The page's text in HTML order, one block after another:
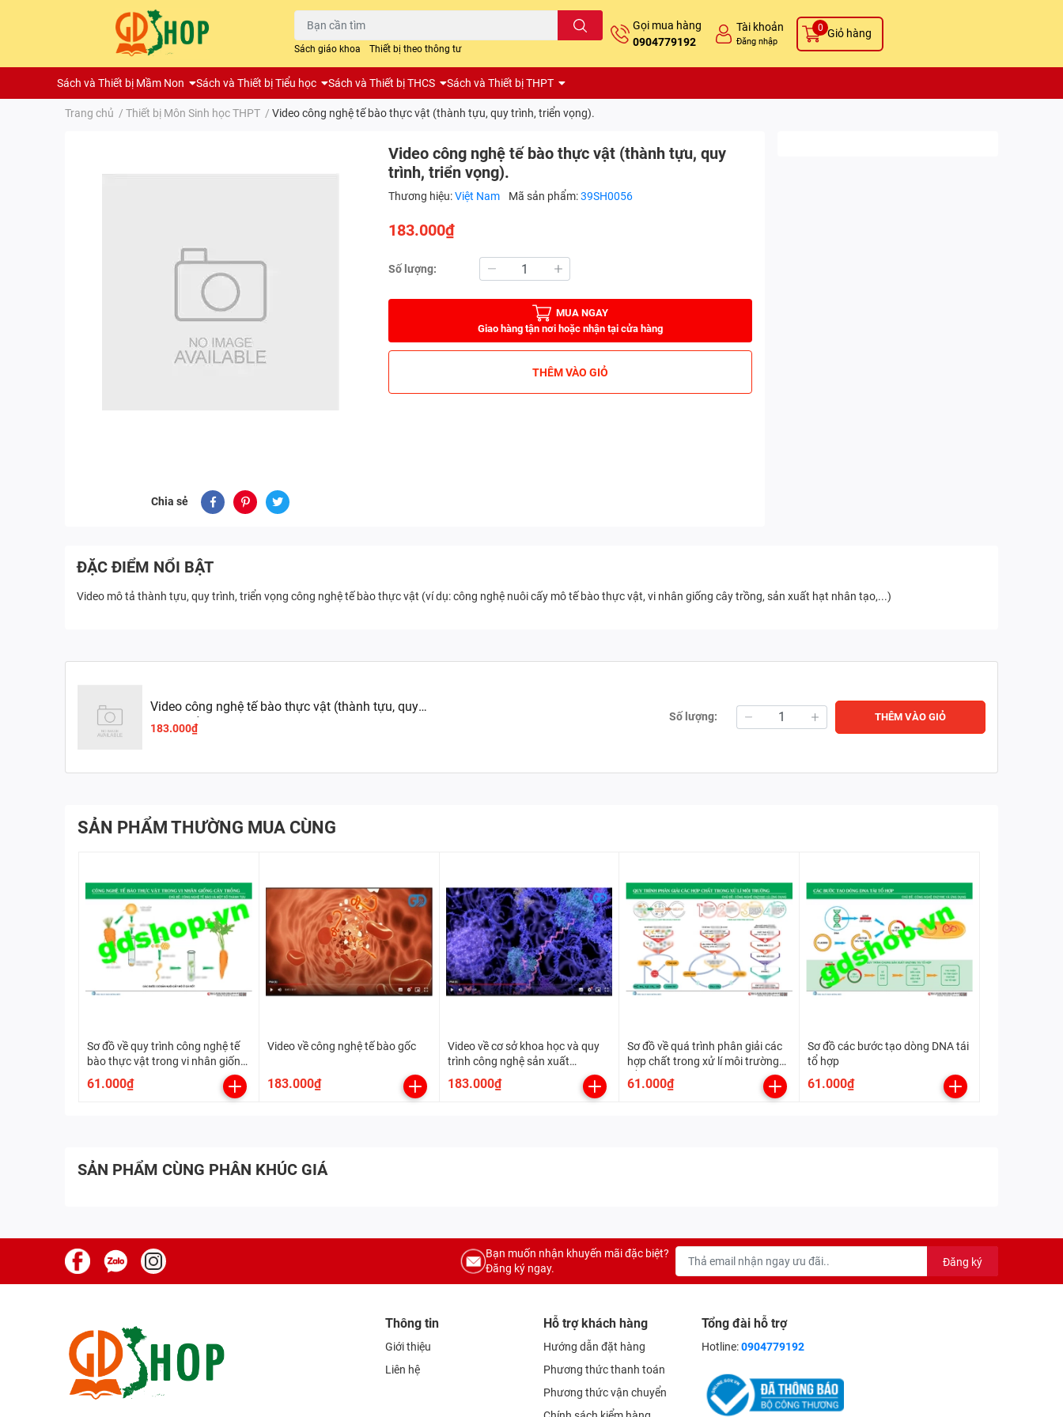
Sách giáo khoa Thiết bị theo thông tư
Gọi mua hàng
0904779192
Tài khoản
Đăng nhập
Giỏ hàng
0
Sách và Thiết bị Mầm Non Sách và Thiết bị Tiểu học Sách và Thiết bị THCS Sách và Thiết bị THPT
Trang chủ / Thiết bị Môn Sinh học THPT / Video công nghệ tế bào thực vật (thành tựu, quy trình, triển vọng).
Chia sẻ
Video công nghệ tế bào thực vật (thành tựu, quy
trình, triển vọng).
Thương hiệu:Việt Nam Mã sản phẩm:39SH0056
183.000₫
Số lượng:
MUA NGAY
Giao hàng tận nơi hoặc nhận tại cửa hàng
THÊM VÀO GIỎ
ĐẶC ĐIỂM NỔI BẬT
Video mô tả thành tựu, quy trình, triển vọng công nghệ tế bào thực vật (ví dụ: công nghệ nuôi cấy mô tế bào thực vật, vi nhân giống cây trồng, sản xuất hạt nhân tạo,...)
Video công nghệ tế bào thực vật (thành tựu, quy
trình, triển vọng).
183.000₫
Số lượng: THÊM VÀO GIỎ
SẢN PHẨM THƯỜNG MUA CÙNG
Sơ đồ về quy trình công nghệ tế
bào thực vật trong vi nhân giống
cây trồng
61.000₫
Video về công nghệ tế bào gốc
183.000₫
Video về cơ sở khoa học và quy
trình công nghệ sản xuất
enzyme.
183.000₫
Sơ đồ về quá trình phân giải các
hợp chất trong xử lí môi trường
bằng công nghệ vi sinh: phân giải
hiếu khí, kị khí, lên men.
61.000₫
Sơ đồ các bước tạo dòng DNA tái
tổ hợp
61.000₫
SẢN PHẨM CÙNG PHÂN KHÚC GIÁ
Bạn muốn nhận khuyến mãi đặc biệt?
Đăng ký ngay.
Đăng ký
Thông tin
Giới thiệu
Liên hệ
Hỗ trợ khách hàng
Hướng dẫn đặt hàng
Phương thức thanh toán
Phương thức vận chuyển
Tổng đài hỗ trợ
Hotline:0904779192